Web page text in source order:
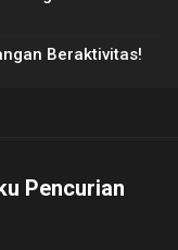
Beraktivitas!
Pencurian